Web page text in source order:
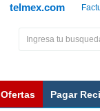
telmex.com
Ofertas Pagar